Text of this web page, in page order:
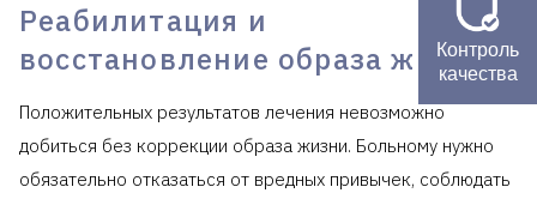
Реабилитация и
восстановление образа жизни
Положительных результатов лечения невозможно
добиться без коррекции образа жизни. Больному нужно
обязательно отказаться от вредных привычек, соблюдать
Контроль
качества